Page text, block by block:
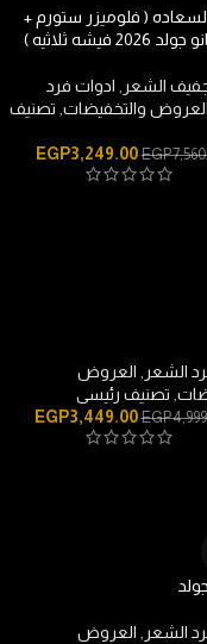
( فلوميزر ستورم +
فيشه ثلاثيه )
الشعر
ادوات فرد
العروض والتخفيضات تصنيف
EGP
EGP3,249.00
الشعر
العروض
تصنيف رئيسى
EGP
EGP3,449.00
الشعر
العروض